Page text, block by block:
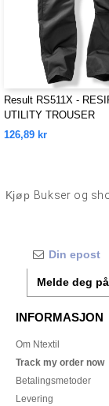
Result RS511X -
UTILITY TROUSER
126,89 kr
Kjøp Bukser og
Melde deg
INFORMASJON
Om Ntextil
Track my order now
Betalingsmetoder
Levering